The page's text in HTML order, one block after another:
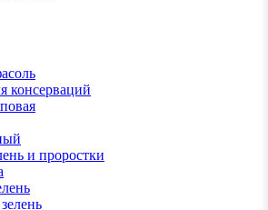
консерваций
и проростки